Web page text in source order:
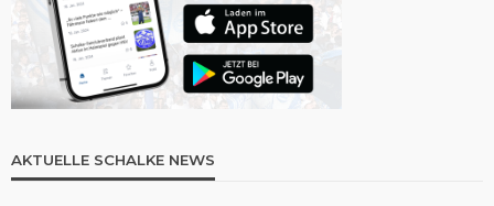
AKTUELLE SCHALKE NEWS